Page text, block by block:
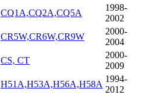
CQ1A,CQ2A,CQ5A
1998-
2002
CR5W,CR6W,CR9W
2000-
2004
CS, CT
2000-
2009
H51A,H53A,H56A,H58A
1994-
2012